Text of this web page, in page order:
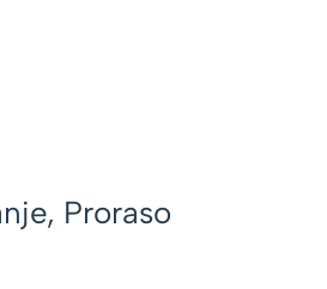
Proraso